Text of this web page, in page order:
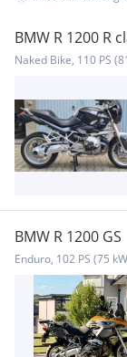
BMW R 1200 R
Naked Bike, 110 PS
BMW R 1200 GS
Enduro, 102 PS (75